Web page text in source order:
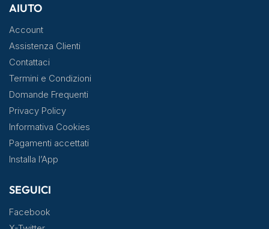
AIUTO
Account
Assistenza Clienti
Contattaci
Termini e Condizioni
Domande Frequenti
Privacy Policy
Informativa Cookies
Pagamenti accettati
Installa l’App
SEGUICI
Facebook